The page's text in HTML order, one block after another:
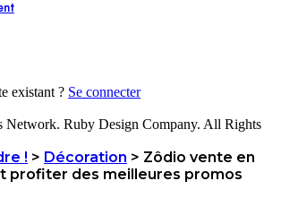
existant ? Se connecter
Ruby Design Company. All Rights
! > Décoration > Zôdio vente en
profiter des meilleures promos